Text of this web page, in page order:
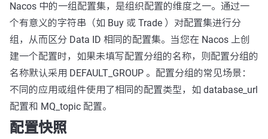
Nacos 中的一组配置集，是组织配置的维度之一。通过一
个有意义的字符串（如 Buy 或 Trade ）对配置集进行分
组，从而区分 Data ID 相同的配置集。当您在 Nacos 上创
建一个配置时，如果未填写配置分组的名称，则配置分组的
名称默认采用 DEFAULT_GROUP 。配置分组的常见场景：
不同的应用或组件使用了相同的配置类型，如 database_url
配置和 MQ_topic 配置。
配置快照